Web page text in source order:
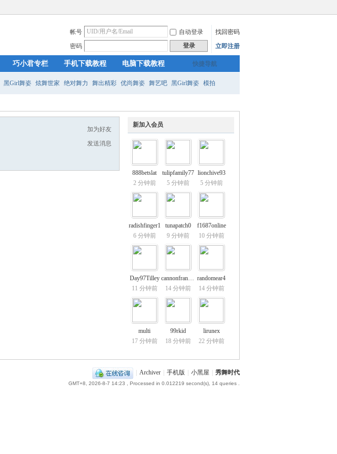
帐号 自动登录
找回密码
密码
登录 立即注册
快捷导航
巧小君专栏 手机下载教程 电脑下载教程
黑Girl舞姿 炫舞世家 绝对舞力 舞出精彩 优尚舞姿 舞艺吧 黑Girl舞姿 模拍
新加入会员
888betslat
2 分钟前
tulipfamily77
5 分钟前
lionchive93
5 分钟前
radishfinger1
6 分钟前
tunapatch0
9 分钟前
f1687online
10 分钟前
Day97Tilley
11 分钟前
cannonfrance8
14 分钟前
randomear4
14 分钟前
multi
17 分钟前
99rkid
18 分钟前
lirunex
22 分钟前
加为好友
发送消息
Archiver 手机版 小黑屋 秀舞时代
GMT+8, 2026-8-7 14:23 , Processed in 0.012219 second(s), 14 queries .